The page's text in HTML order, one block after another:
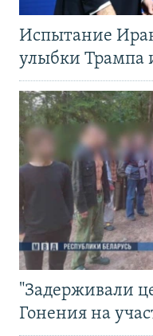
Испытание
улыбки Трампа
"Задерживали
Гонения на